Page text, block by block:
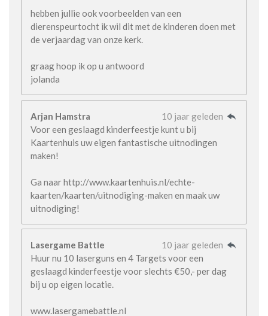
hebben jullie ook voorbeelden van een
dierenspeurtocht ik wil dit met de kinderen doen met
de verjaardag van onze kerk.
graag hoop ik op u antwoord
jolanda
Arjan Hamstra
10 jaar geleden
Voor een geslaagd kinderfeestje kunt u bij
Kaartenhuis uw eigen fantastische uitnodingen
maken!
Ga naar http://www.kaartenhuis.nl/echte-
kaarten/kaarten/uitnodiging-maken en maak uw
uitnodiging!
Lasergame Battle
10 jaar geleden
Huur nu 10 laserguns en 4 Targets voor een
geslaagd kinderfeestje voor slechts €50,- per dag
bij u op eigen locatie.
www.lasergamebattle.nl